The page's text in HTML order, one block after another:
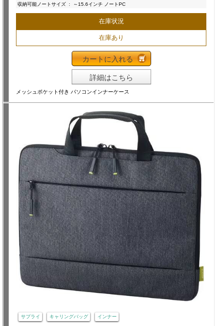
収納可能ノートサイズ : ～15.6インチ ノートPC
在庫状況
在庫あり
カートに入れる
詳細はこちら
メッシュポケット付き パソコンインナーケース
サプライ キャリングバッグ インナー